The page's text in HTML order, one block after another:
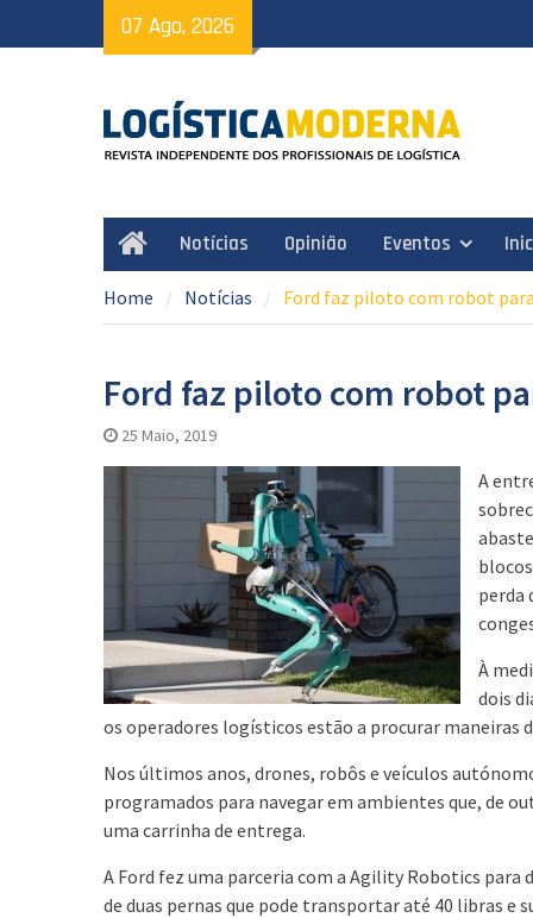
to
07 Ago, 2026
HomeNotícias Opinião Eventos
Home Notícias Ford faz piloto com robot
Ford faz piloto com robot
25 Maio, 2019
A
perda
À
dois
os operadores logísticos estão a procurar maneiras
Nos últimos anos, drones, robôs e veículos
programados para navegar em ambientes que, de
uma carrinha de entrega.
A Ford fez uma parceria com a Agility Robotics
de duas pernas que pode transportar até 40 libras e